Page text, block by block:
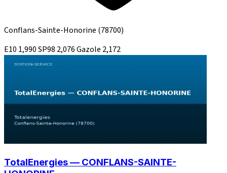
Conflans-Sainte-Honorine (78700)
E10 1,990SP98 2,076Gazole 2,172
TotalEnergies — CONFLANS-SAINTE-